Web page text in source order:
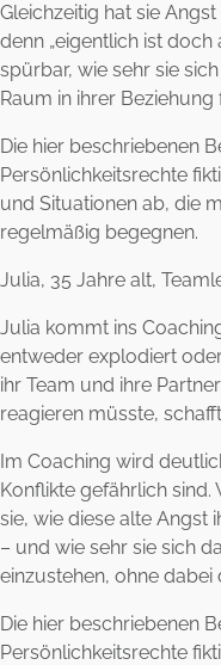
Gleichzeitig hat sie
denn „eigentlich ist doch
spürbar, wie sehr sie
Raum in ihrer
Die hier beschriebenen
Persönlichkeitsrechte
und Situationen ab, die
regelmäßig begegnen.
Julia, 35 Jahre alt,
Julia kommt ins
entweder explodiert
ihr Team und ihre
reagieren müsste,
Im Coaching wird
Konflikte gefährlich
sie, wie diese alte Angst
– und wie sehr sie sich
einzustehen, ohne
Die hier beschriebenen
Persönlichkeitsrechte